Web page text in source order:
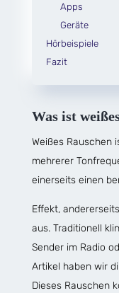
Apps
Geräte
Hörbeispiele
Fazit
Was ist
Weißes Rauschen
mehrerer
einerseits einen
Effekt,
aus. Traditionell
Sender im Radio
Artikel haben wir
Dieses Rauschen